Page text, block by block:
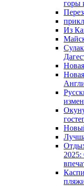
горы
Из